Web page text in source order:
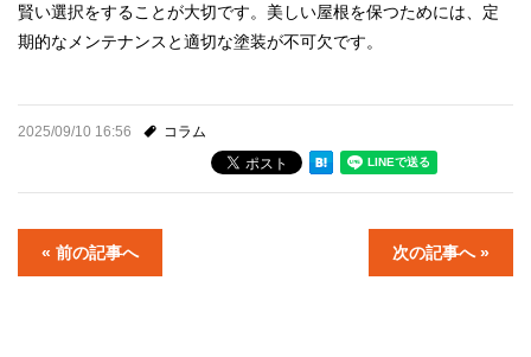
賢い選択をすることが大切です。美しい屋根を保つためには、定
期的なメンテナンスと適切な塗装が不可欠です。
2025/09/10 16:56 コラム
« 前の記事へ 次の記事へ »